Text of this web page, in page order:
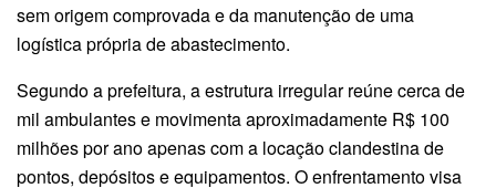
sem origem comprovada e da manutenção de uma
logística própria de abastecimento.
Segundo a prefeitura, a estrutura irregular reúne cerca de
mil ambulantes e movimenta aproximadamente R$ 100
milhões por ano apenas com a locação clandestina de
pontos, depósitos e equipamentos. O enfrentamento visa